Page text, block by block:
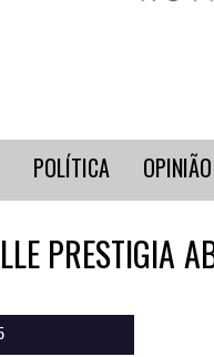
POLÍTICA OPINIÃO
PRESTIGIA